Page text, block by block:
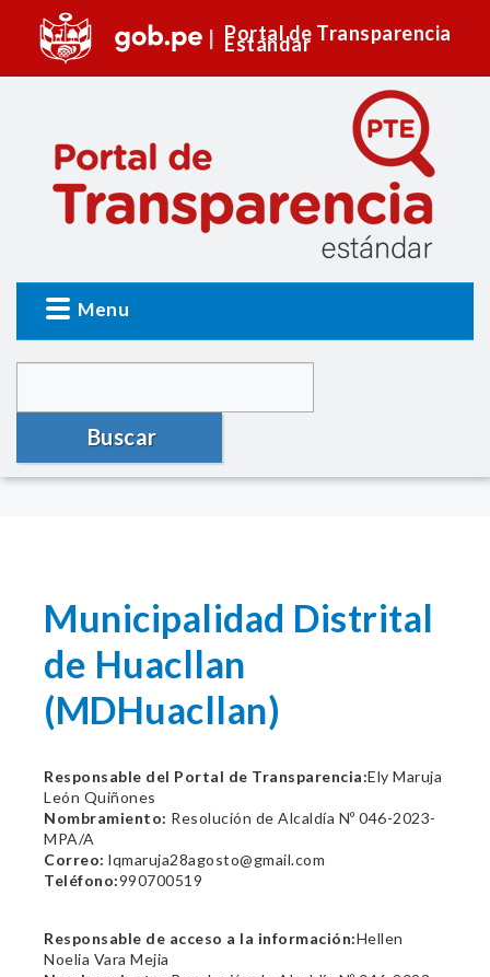
Portal de Transparencia
Estándar
Menu
Buscar
Municipalidad Distrital
de Huacllan
(MDHuacllan)
Responsable del Portal de Transparencia:Ely Maruja
León Quiñones
Nombramiento: Resolución de Alcaldía Nº 046-2023-
MPA/A
Correo: lqmaruja28agosto@gmail.com
Teléfono:990700519
Responsable de acceso a la información:Hellen
Noelia Vara Mejia